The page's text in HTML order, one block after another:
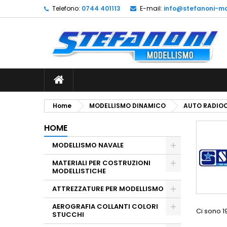
Telefono: 0744 401113 E-mail: info@stefanoni-
Home MODELLISMO DINAMICO AUTO
HOME
MODELLISMO NAVALE
MATERIALI PER COSTRUZIONI
MODELLISTICHE
ATTREZZATURE PER MODELLISMO
AEROGRAFIA COLLANTI COLORI
STUCCHI
Ci sono